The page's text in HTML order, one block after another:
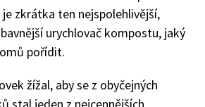
je zkrátka ten nejspolehlivější,
urychlovač kompostu, jaký
pořídit.
žížal, aby se z obyčejných